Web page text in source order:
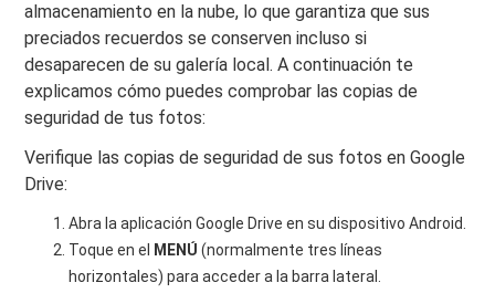
almacenamiento en la nube, lo que garantiza que sus
preciados recuerdos se conserven incluso si
desaparecen de su galería local. A continuación te
explicamos cómo puedes comprobar las copias de
seguridad de tus fotos:
Verifique las copias de seguridad de sus fotos en Google
Drive:
Abra la aplicación Google Drive en su dispositivo Android.
Toque en el
MENÚ (normalmente tres líneas
horizontales) para acceder a la barra lateral.